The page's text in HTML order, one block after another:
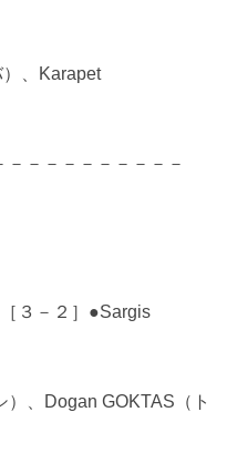
）、Karapet
－－－－－－－－－
３－２］●Sargis
）、Dogan GOKTAS（ト